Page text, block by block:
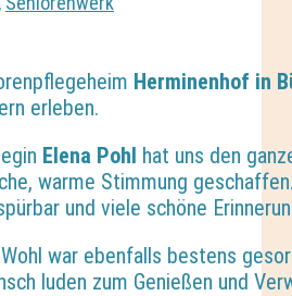
Herminenhof in
erleben.
Elena Pohl hat uns den
warme Stimmung
und viele schöne
war ebenfalls bestens
luden zum Genießen und